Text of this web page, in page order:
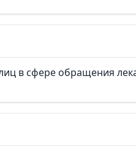
в сфере обращения